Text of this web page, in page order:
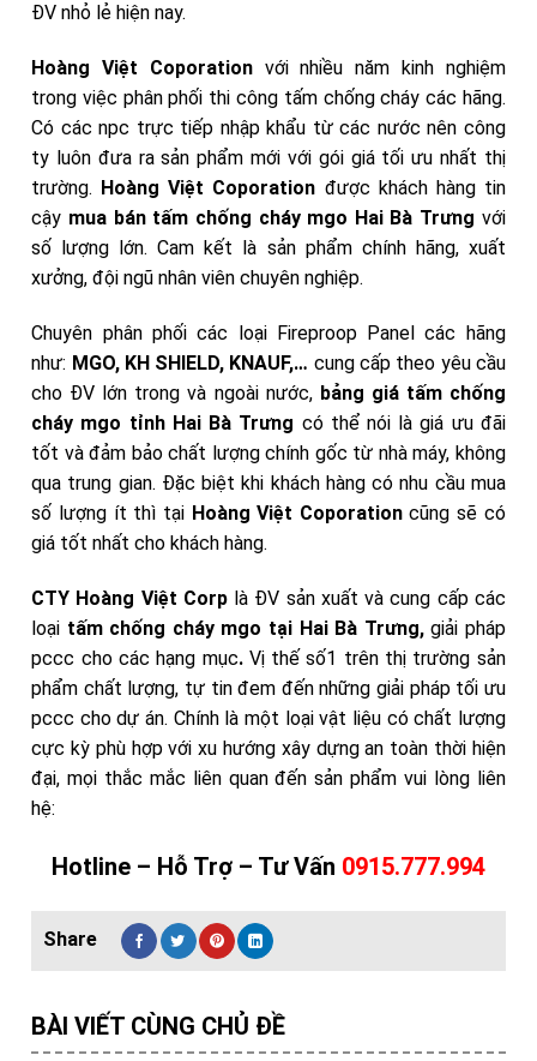
ĐV nhỏ lẻ hiện nay.
Hoàng Việt Coporationvới nhiều năm kinh nghiệm
trong việc phân phối thi công tấm chống cháy các hãng.
Có các npc trực tiếp nhập khẩu từ các nước nên công
ty luôn đưa ra sản phẩm mới với gói giá tối ưu nhất thị
trường. Hoàng Việt Coporation được khách hàng tin
cậy mua bán tấm chống cháy mgo Hai Bà Trưng với
số lượng lớn. Cam kết là sản phẩm chính hãng, xuất
xưởng, đội ngũ nhân viên chuyên nghiệp.
Chuyên phân phối các loại Fireproop Panel các hãng
như: MGO, KH SHIELD, KNAUF,… cung cấp theo yêu cầu
cho ĐV lớn trong và ngoài nước, bảng giá tấm chống
cháy mgo tỉnh Hai Bà Trưng có thể nói là giá ưu đãi
tốt và đảm bảo chất lượng chính gốc từ nhà máy, không
qua trung gian. Đặc biệt khi khách hàng có nhu cầu mua
số lượng ít thì tại Hoàng Việt Coporationcũng sẽ có
giá tốt nhất cho khách hàng.
CTY Hoàng Việt Corplà ĐV sản xuất và cung cấp các
loại tấm chống cháy mgo tại Hai Bà Trưng,giải pháp
pccc cho các hạng mục.Vị thế số1 trên thị trường sản
phẩm chất lượng, tự tin đem đến những giải pháp tối ưu
pccc cho dự án. Chính là một loại vật liệu có chất lượng
cực kỳ phù hợp với xu hướng xây dựng an toàn thời hiện
đại, mọi thắc mắc liên quan đến sản phẩm vui lòng liên
hệ:
Hotline – Hỗ Trợ – Tư Vấn 0915.777.994
BÀI VIẾT CÙNG CHỦ ĐỀ